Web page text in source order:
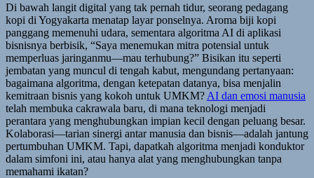
Di bawah langit digital yang tak pernah tidur, seorang pedagang
kopi di Yogyakarta menatap layar ponselnya. Aroma biji kopi
panggang memenuhi udara, sementara algoritma AI di aplikasi
bisnisnya berbisik, “Saya menemukan mitra potensial untuk
memperluas jaringanmu—mau terhubung?” Bisikan itu seperti
jembatan yang muncul di tengah kabut, mengundang pertanyaan:
bagaimana algoritma, dengan ketepatan datanya, bisa menjalin
kemitraan bisnis yang kokoh untuk UMKM? AI dan emosi manusia
telah membuka cakrawala baru, di mana teknologi menjadi
perantara yang menghubungkan impian kecil dengan peluang besar.
Kolaborasi—tarian sinergi antar manusia dan bisnis—adalah jantung
pertumbuhan UMKM. Tapi, dapatkah algoritma menjadi konduktor
dalam simfoni ini, atau hanya alat yang menghubungkan tanpa
memahami ikatan?